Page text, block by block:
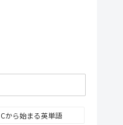
Cから始まる英単語